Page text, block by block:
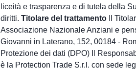
liceità e trasparenza e di tutela della
diritti.Titolare del trattamento
Il
Associazione Nazionale Anziani e
Giovanni in Laterano, 152, 00184 -
Protezione dei dati (DPO) Il
è la Protection Trade S.r.l. con sede